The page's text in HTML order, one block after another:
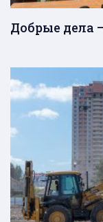
Добрые дела